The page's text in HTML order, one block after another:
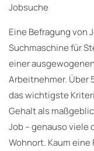
Jobsuche
Eine Befragung von
Suchmaschine für
einer
Arbeitnehmer. Über
das wichtigste
Gehalt als
Job – genauso viele
Wohnort. Kaum